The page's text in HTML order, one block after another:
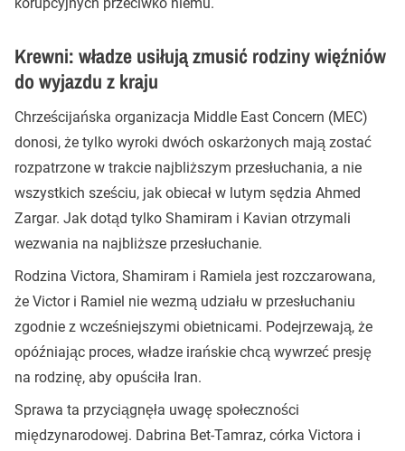
Krewni: władze usiłują zmusić rodziny więźniów
do wyjazdu z kraju
Chrześcijańska organizacja Middle East Concern (MEC)
donosi, że tylko wyroki dwóch oskarżonych mają zostać
rozpatrzone w trakcie najbliższym przesłuchania, a nie
wszystkich sześciu, jak obiecał w lutym sędzia Ahmed
Zargar. Jak dotąd tylko Shamiram i Kavian otrzymali
wezwania na najbliższe przesłuchanie.
Rodzina Victora, Shamiram i Ramiela jest rozczarowana,
że Victor i Ramiel nie wezmą udziału w przesłuchaniu
zgodnie z wcześniejszymi obietnicami. Podejrzewają, że
opóźniając proces, władze irańskie chcą wywrzeć presję
na rodzinę, aby opuściła Iran.
Sprawa ta przyciągnęła uwagę społeczności
międzynarodowej. Dabrina Bet-Tamraz, córka Victora i